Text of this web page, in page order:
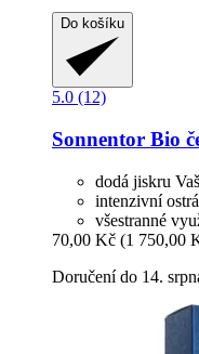
Do košíku
5.0 (12)
Sonnentor Bio
dodá jiskru
intenzivní
všestranné
70,00 Kč (1 750,00
Doručení do 14.